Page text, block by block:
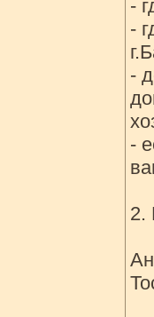
-
-
-
-
2.